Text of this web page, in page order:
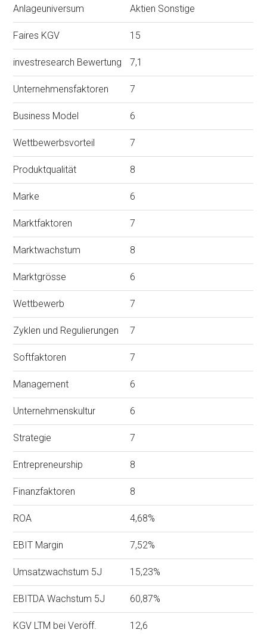
Anlageuniversum Aktien Sonstige
Faires KGV 15
investresearch Bewertung 7,1
Unternehmensfaktoren 7
Business Model 6
Wettbewerbsvorteil 7
Produktqualität 8
Marke 6
Marktfaktoren 7
Marktwachstum 8
Marktgrösse 6
Wettbewerb 7
Zyklen und Regulierungen 7
Softfaktoren 7
Management 6
Unternehmenskultur 6
Strategie 7
Entrepreneurship 8
Finanzfaktoren 8
ROA 4,68%
EBIT Margin 7,52%
Umsatzwachstum 5J 15,23%
EBITDA Wachstum 5J 60,87%
KGV LTM bei Veröff. 12,6